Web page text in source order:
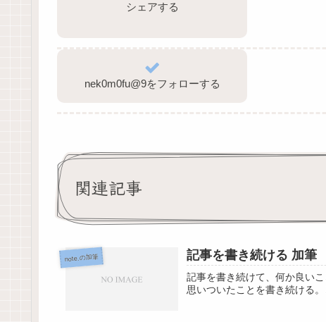
シェアする
nek0m0fu@9をフォローする
関連記事
note.の加筆 記事を書き続ける 加筆
記事を書き続けて、何か良い
思いついたことを書き続ける